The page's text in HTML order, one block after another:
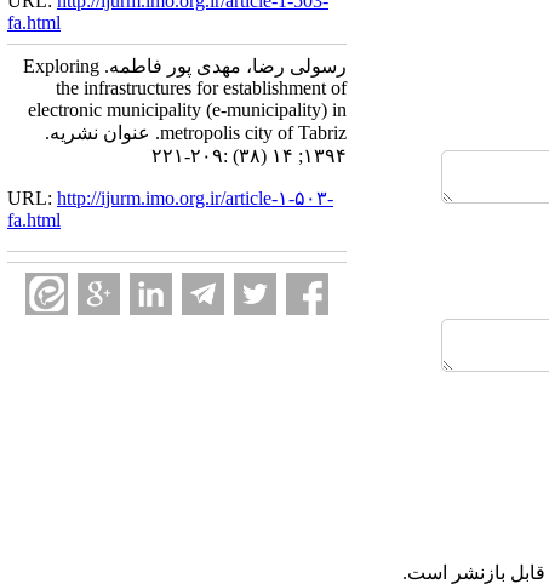
fa.html
رسولی رضا، مهدی پور فاطمه. Exploring
the infrastructures for establishment of
electronic municipality (e-municipality) in
metropolis city of Tabriz. عنوان نشریه.
۱۳۹۴; ۱۴ (۳۸) :۲۰۹-۲۲۱
URL: http://ijurm.imo.org.ir/article-۱-۵۰۳-
fa.html
قابل بازنشر است.